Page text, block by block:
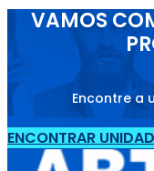
VAMOS
Encontre a
ENCONTRAR